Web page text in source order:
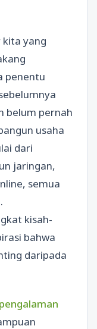
kita yang
penentu
belum pernah
usaha
dari
jaringan,
semua
kisah-
bahwa
daripada